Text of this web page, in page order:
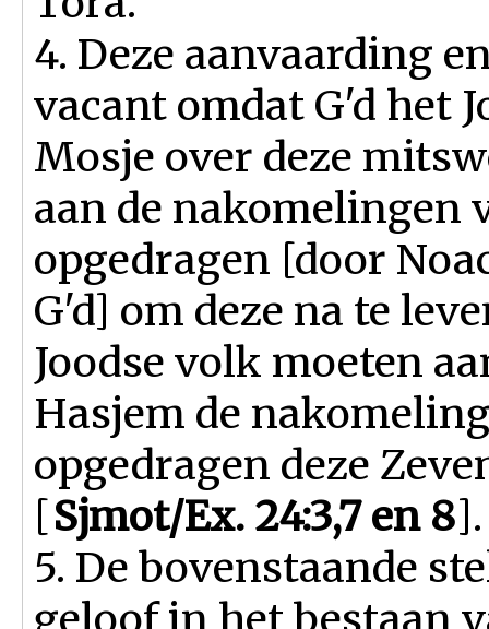
4. Deze aanvaarding
vacant omdat G'd het
Mosje over deze
aan de nakomelingen
opgedragen [door
G'd] om deze na te
Joodse volk moeten
Hasjem de
opgedragen deze
[Sjmot/Ex. 24:3,7 en 8].
5. De bovenstaande
geloof in het bestaan